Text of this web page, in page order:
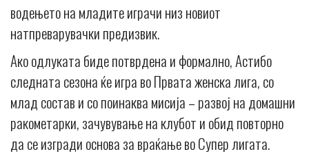
водењето на младите играчи низ новиот
натпреварувачки предизвик.
Ако одлуката биде потврдена и формално, Астибо
следната сезона ќе игра во Првата женска лига, со
млад состав и со поинаква мисија – развој на домашни
ракометарки, зачувување на клубот и обид повторно
да се изгради основа за враќање во Супер лигата.